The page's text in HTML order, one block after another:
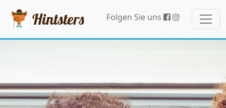
Hintsters Folgen Sie uns